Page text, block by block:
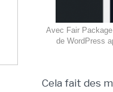
Avec Fair
de WordPress
Cela fait des